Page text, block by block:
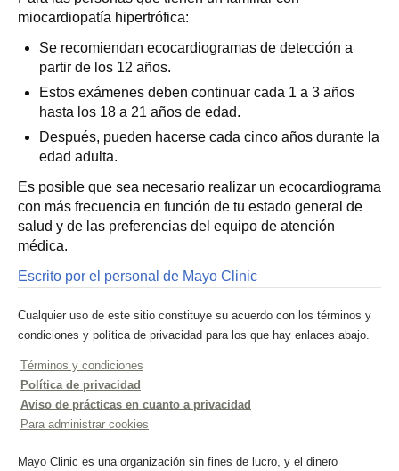
miocardiopatía hipertrófica:
Se recomiendan ecocardiogramas de detección a
partir de los 12 años.
Estos exámenes deben continuar cada 1 a 3 años
hasta los 18 a 21 años de edad.
Después, pueden hacerse cada cinco años durante la
edad adulta.
Es posible que sea necesario realizar un ecocardiograma
con más frecuencia en función de tu estado general de
salud y de las preferencias del equipo de atención
médica.
Escrito por el personal de Mayo Clinic
Cualquier uso de este sitio constituye su acuerdo con los términos y
condiciones y política de privacidad para los que hay enlaces abajo.
Términos y condiciones
Política de privacidad
Aviso de prácticas en cuanto a privacidad
Para administrar cookies
Mayo Clinic es una organización sin fines de lucro, y el dinero